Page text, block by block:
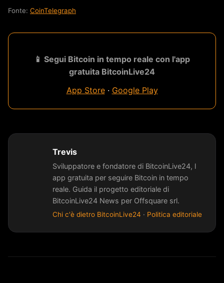
Fonte: CoinTelegraph
📱 Segui Bitcoin in tempo reale con l'app
gratuita BitcoinLive24
App Store· Google Play
Trevis
Sviluppatore e fondatore di BitcoinLive24, l
app gratuita per seguire Bitcoin in tempo
reale. Guida il progetto editoriale di
BitcoinLive24 News per Offsquare srl.
Chi c'è dietro BitcoinLive24 · Politica editoriale